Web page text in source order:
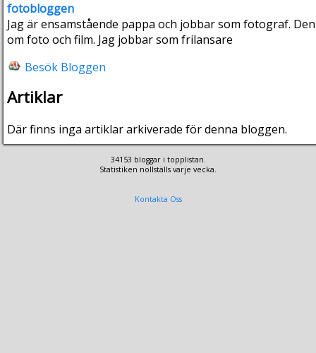
fotobloggen
Jag är ensamstående pappa och jobbar som fotograf.
om foto och film. Jag jobbar som frilansare
Besök Bloggen
Artiklar
Där finns inga artiklar arkiverade för denna bloggen.
34153 bloggar i topplistan.
Statistiken nollställs varje vecka.
Kontakta Oss